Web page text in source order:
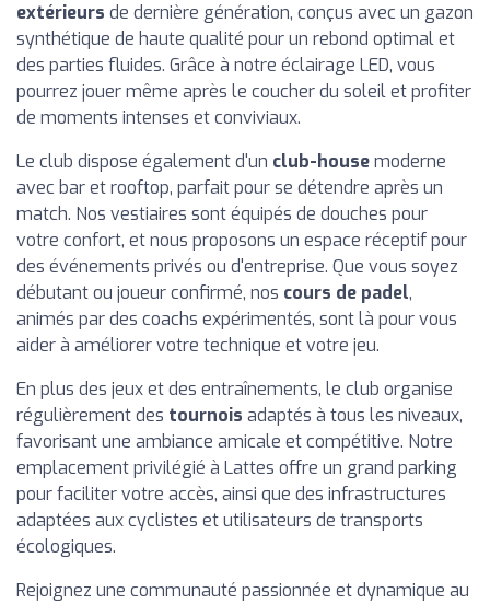
extérieurs de dernière génération, conçus avec un gazon
synthétique de haute qualité pour un rebond optimal et
des parties fluides. Grâce à notre éclairage LED, vous
pourrez jouer même après le coucher du soleil et profiter
de moments intenses et conviviaux.
Le club dispose également d'un club-housemoderne
avec bar et rooftop, parfait pour se détendre après un
match. Nos vestiaires sont équipés de douches pour
votre confort, et nous proposons un espace réceptif pour
des événements privés ou d'entreprise. Que vous soyez
débutant ou joueur confirmé, nos cours de padel,
animés par des coachs expérimentés, sont là pour vous
aider à améliorer votre technique et votre jeu.
En plus des jeux et des entraînements, le club organise
régulièrement des tournois adaptés à tous les niveaux,
favorisant une ambiance amicale et compétitive. Notre
emplacement privilégié à Lattes offre un grand parking
pour faciliter votre accès, ainsi que des infrastructures
adaptées aux cyclistes et utilisateurs de transports
écologiques.
Rejoignez une communauté passionnée et dynamique au